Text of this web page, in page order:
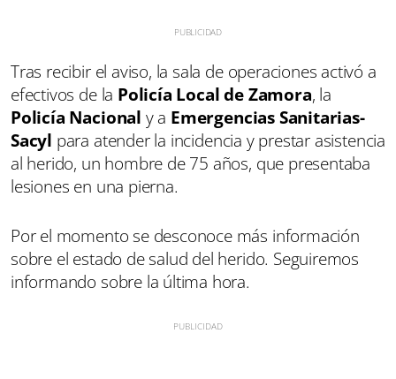
Tras recibir el aviso, la sala de operaciones activó a
efectivos de la Policía Local de Zamora, la
Policía Nacional y a Emergencias Sanitarias-
Sacyl para atender la incidencia y prestar asistencia
al herido, un hombre de 75 años, que presentaba
lesiones en una pierna.
Por el momento se desconoce más información
sobre el estado de salud del herido. Seguiremos
informando sobre la última hora.